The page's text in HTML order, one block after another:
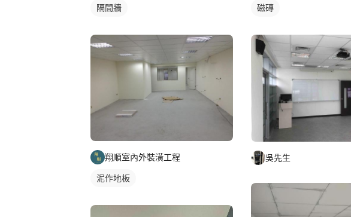
隔間牆
翔順室內外裝潢工程
泥作地板
磁磚
吳先生